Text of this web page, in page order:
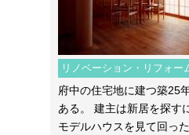
リノベーション・リフォー
府中の住宅地に建つ築25
ある。 建主は新居を探す
モデルハウスを見て回っ